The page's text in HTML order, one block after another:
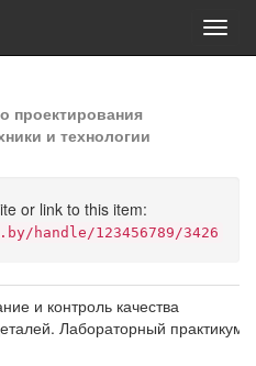
проектирования
и технологии
or link to this item:
handle/123456789/3426
и контроль качества
Лабораторный практикум :